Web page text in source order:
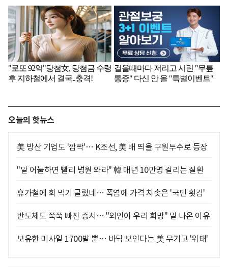
오늘의 핫뉴스
美 방산 기업도 '깜짝'… K조선, 美 배 띄울 구원투수로 등장
"말 어눌하면 빨리 병원 와라" 韓 매년 10만명 걸리는 질환
휴가철에 회 먹기 글렀네… 폭염에 가격 치솟은 '국민 횟감'
반도체도 쭉쭉 빠진 증시… "외인이 우리 희망" 말 나온 이유
보유한 미사일 1700발 뿐… 바닥 보인다는 美 무기고 '위태'